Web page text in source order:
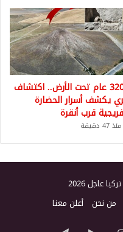
3200 عام تحت الأرض.. اكتشاف
يكشف أسرار الحضارة
قرب أنقرة
منذ 47 دقيقة
عاجل 2026
من نحن أعلن معنا